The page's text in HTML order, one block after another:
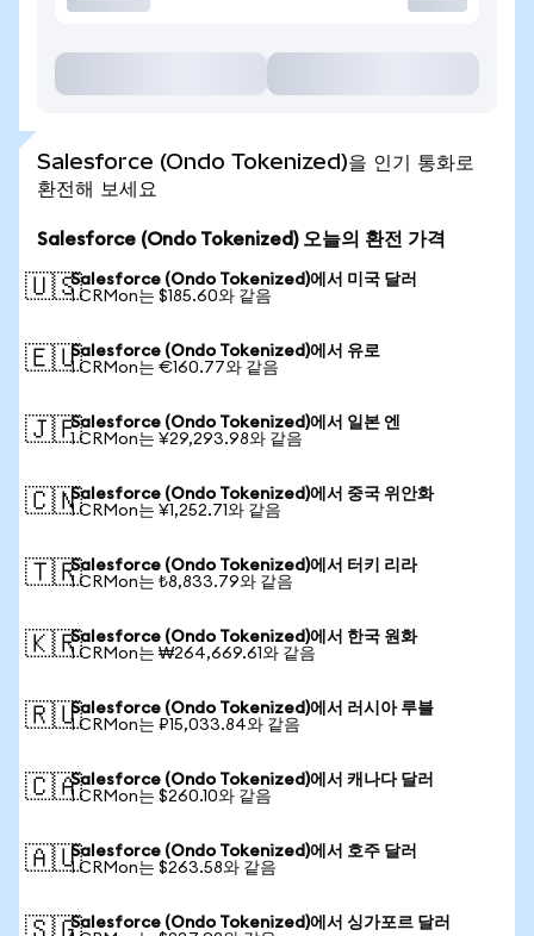
Salesforce (Ondo Tokenized)을 인기 통화로
환전해 보세요
Salesforce (Ondo Tokenized) 오늘의 환전 가격
🇺🇸Salesforce (Ondo Tokenized)에서 미국 달러
1 CRMon는 $185.60와 같음
🇪🇺Salesforce (Ondo Tokenized)에서 유로
1 CRMon는 €160.77와 같음
🇯🇵Salesforce (Ondo Tokenized)에서 일본 엔
1 CRMon는 ¥29,293.98와 같음
🇨🇳Salesforce (Ondo Tokenized)에서 중국 위안화
1 CRMon는 ¥1,252.71와 같음
🇹🇷Salesforce (Ondo Tokenized)에서 터키 리라
1 CRMon는 ₺8,833.79와 같음
🇰🇷Salesforce (Ondo Tokenized)에서 한국 원화
1 CRMon는 ₩264,669.61와 같음
🇷🇺Salesforce (Ondo Tokenized)에서 러시아 루블
1 CRMon는 ₽15,033.84와 같음
🇨🇦Salesforce (Ondo Tokenized)에서 캐나다 달러
1 CRMon는 $260.10와 같음
🇦🇺Salesforce (Ondo Tokenized)에서 호주 달러
1 CRMon는 $263.58와 같음
Salesforce (Ondo Tokenized)에서 싱가포르 달러